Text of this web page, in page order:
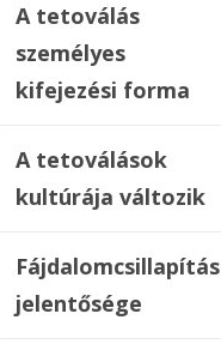
A tetoválás
személyes
kifejezési forma
A tetoválások
kultúrája változik
Fájdalomcsillapítás
jelentősége